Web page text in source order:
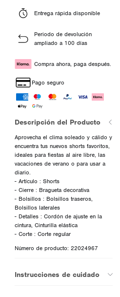
Entrega rápida disponible
Periodo de devolución
ampliado a 100 días
Compra ahora, paga después.
Pago seguro
Descripción del Producto
Aprovecha el clima soleado y cálido y
encuentra tus nuevos shorts favoritos,
ideales para fiestas al aire libre, las
vacaciones de verano o para usar a
diario.
- Artículo : Shorts
- Cierre : Bragueta decorativa
- Bolsillos : Bolsillos traseros,
Bolsillos laterales
- Detalles : Cordón de ajuste en la
cintura, Cinturilla elástica
- Corte : Corte regular
Número de producto: 22024967
Instrucciones de cuidado